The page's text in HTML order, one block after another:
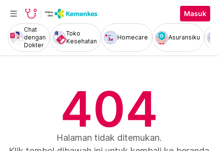
Masuk
Chat
dengan
Dokter
Toko
Kesehatan
Homecare Asuransiku
404
Halaman tidak ditemukan.